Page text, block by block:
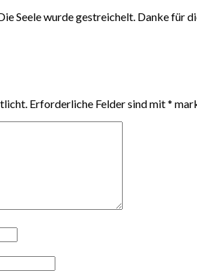
Seele wurde gestreichelt. Danke für
Erforderliche Felder sind mit*